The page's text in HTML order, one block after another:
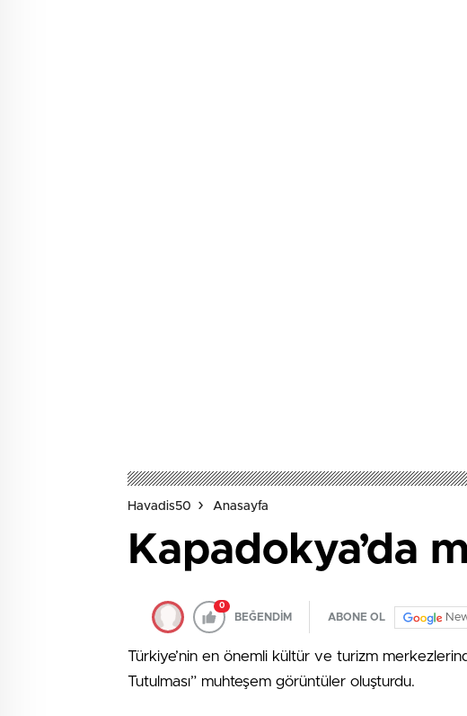
Havadis50 Anasayfa
Kapadokya’da
0
BEĞENDİM ABONE OL
Türkiye’nin en önemli kültür ve turizm
Tutulması” muhteşem görüntüler oluşturdu.